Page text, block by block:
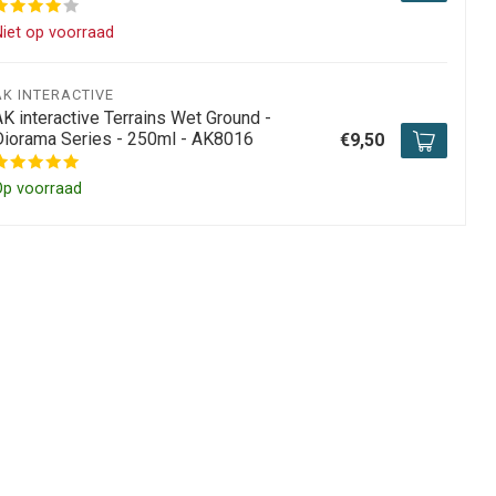
op voorraad
INTERACTIVE
interactive Terrains Wet Ground -
Series - 250ml - AK8016
voorraad
€9,50